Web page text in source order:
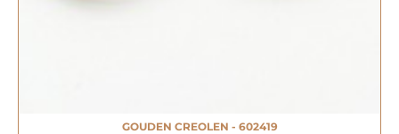
GOUDEN CREOLEN - 602419